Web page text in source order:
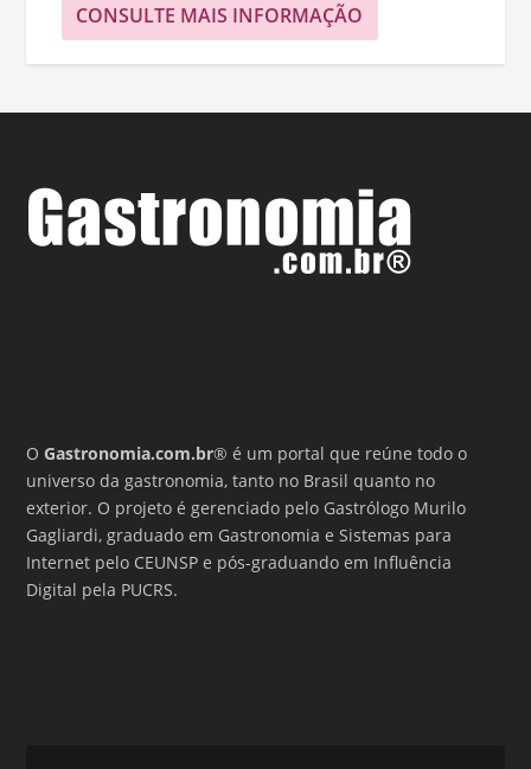
CONSULTE MAIS INFORMAÇÃO
OGastronomia.com.br® é um portal que reúne todo o
universo da gastronomia, tanto no Brasil quanto no
exterior. O projeto é gerenciado pelo Gastrólogo Murilo
Gagliardi, graduado em Gastronomia e Sistemas para
Internet pelo CEUNSP e pós-graduando em Influência
Digital pela PUCRS.